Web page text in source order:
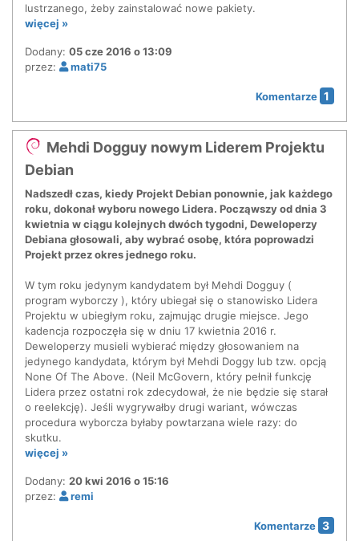
lustrzanego, żeby zainstalować nowe pakiety.
więcej »
Dodany: 05 cze 2016 o 13:09
przez:
mati75
Komentarze 1
Mehdi Dogguy nowym Liderem Projektu
Debian
Nadszedł czas, kiedy Projekt Debian ponownie, jak każdego
roku, dokonał wyboru nowego Lidera. Począwszy od dnia 3
kwietnia w ciągu kolejnych dwóch tygodni, Deweloperzy
Debiana głosowali, aby wybrać osobę, która poprowadzi
Projekt przez okres jednego roku.
W tym roku jedynym kandydatem był Mehdi Dogguy (
program wyborczy ), który ubiegał się o stanowisko Lidera
Projektu w ubiegłym roku, zajmując drugie miejsce. Jego
kadencja rozpoczęła się w dniu 17 kwietnia 2016 r.
Deweloperzy musieli wybierać między głosowaniem na
jedynego kandydata, którym był Mehdi Doggy lub tzw. opcją
None Of The Above. (Neil McGovern, który pełnił funkcję
Lidera przez ostatni rok zdecydował, że nie będzie się starał
o reelekcję). Jeśli wygrywałby drugi wariant, wówczas
procedura wyborcza byłaby powtarzana wiele razy: do
skutku.
więcej »
Dodany: 20 kwi 2016 o 15:16
przez:
remi
Komentarze 3